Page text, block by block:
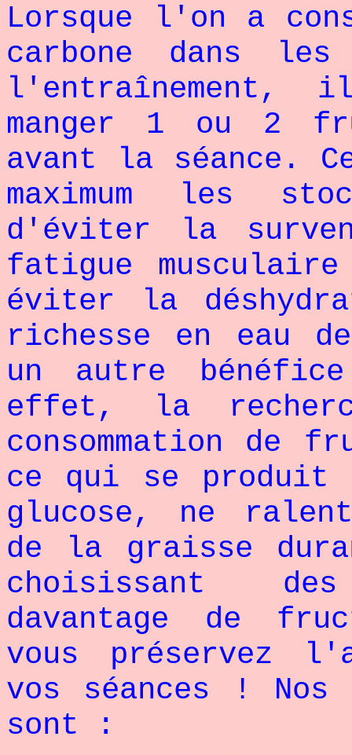
Lorsque l'on a
carbone dans
l'entraînement,
manger 1 ou 2
avant la séance.
maximum les
d'éviter la
fatigue
éviter la
richesse en eau
un autre
effet, la
consommation de
ce qui se produit
glucose, ne
de la graisse
choisissant
davantage de
vous préservez
vos séances !
sont :